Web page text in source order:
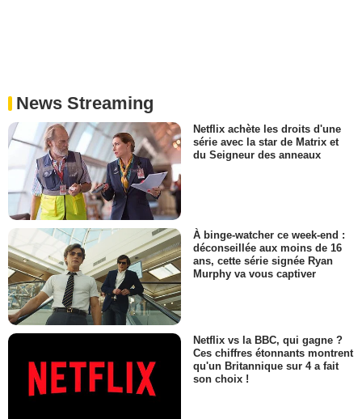
News Streaming
Netflix achète les droits d'une
série avec la star de Matrix et
du Seigneur des anneaux
À binge-watcher ce week-end :
déconseillée aux moins de 16
ans, cette série signée Ryan
Murphy va vous captiver
Netflix vs la BBC, qui gagne ?
Ces chiffres étonnants montrent
qu'un Britannique sur 4 a fait
son choix !